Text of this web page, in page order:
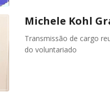
Michele Kohl
Transmissão de cargo
do voluntariado